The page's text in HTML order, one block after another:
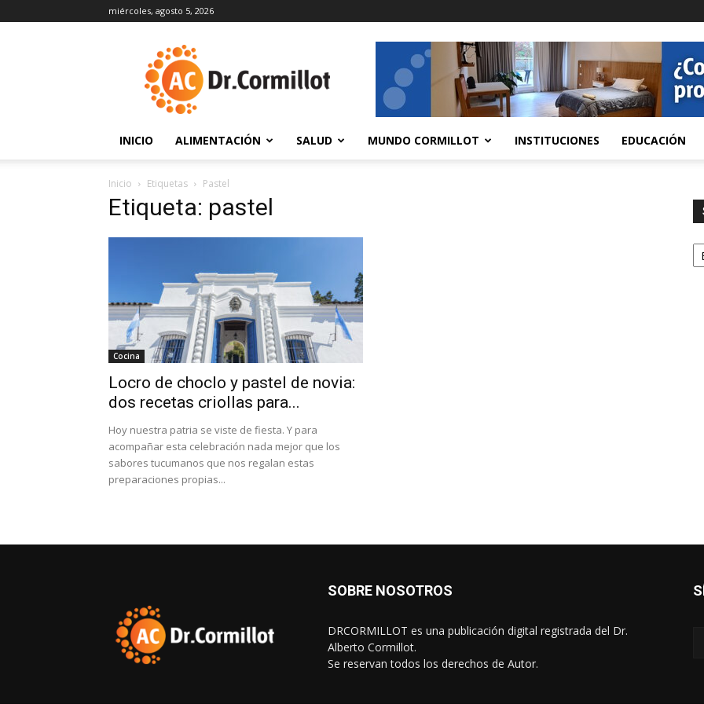
miércoles, agosto 5, 2026
INICIO ALIMENTACIÓN SALUD MUNDO CORMILLOT INSTITUCIONES EDUCACIÓN
Inicio Etiquetas Pastel
Etiqueta: pastel
Cocina
Locro de choclo y pastel de novia:
dos recetas criollas para...
Hoy nuestra patria se viste de fiesta. Y para
acompañar esta celebración nada mejor que los
sabores tucumanos que nos regalan estas
preparaciones propias...
SOBRE NOSOTROS
DRCORMILLOT es una publicación digital registrada del Dr.
Alberto Cormillot.
Se reservan todos los derechos de Autor.